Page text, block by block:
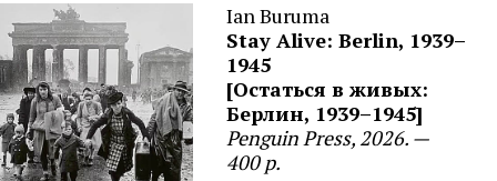
Ian Buruma
Stay Alive: Berlin, 1939–
1945
[Остаться в живых:
Берлин, 1939–1945]
Penguin Press, 2026. —
400 p.